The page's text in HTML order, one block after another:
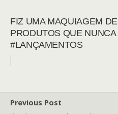
FIZ UMA MAQUIAGEM
PRODUTOS QUE
#LANÇAMENTOS
Previous Post